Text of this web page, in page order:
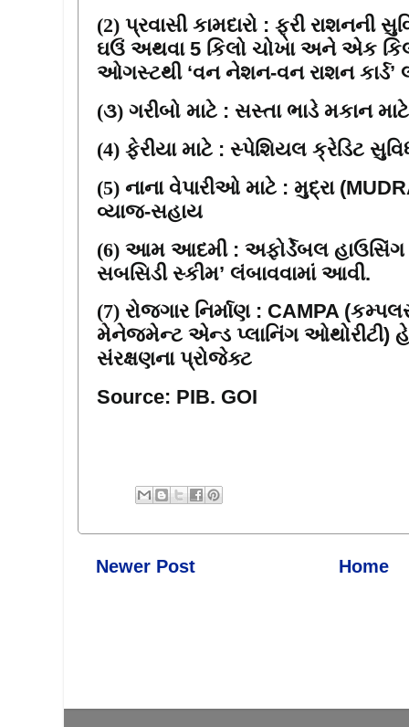
(2) પ્રવાસી કામદારો : ફ્રી રાશનની
ઘઉં અથવા 5 કિલો ચોખા અને એક
ઓગસ્ટથી ‘વન નેશન-વન રાશન કાર્ડ’
(૩) ગરીબો માટે : સસ્તા ભાડે મકાન
(4) ફેરીયા માટે : સ્પેશિયલ ક્રેડિટ
(5) નાના વેપારીઓ માટે : મુદ્રા
વ્યાજ-સહાય
(6) આમ આદમી : અફોર્ડેબલ
સબસિડી સ્કીમ’ લંબાવવામાં આવી.
(7) રોજગાર નિર્માણ : CAMPA (
મેનેજમેન્ટ એન્ડ પ્લાનિંગ ઓથોરીટી)
સંરક્ષણના પ્રોજેક્ટ
Source: PIB. GOI
Newer Post Home